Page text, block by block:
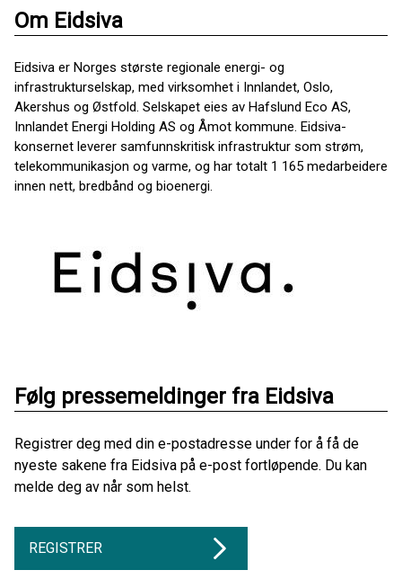
Om Eidsiva
Eidsiva er Norges største regionale energi- og
infrastrukturselskap, med virksomhet i Innlandet, Oslo,
Akershus og Østfold. Selskapet eies av Hafslund Eco AS,
Innlandet Energi Holding AS og Åmot kommune. Eidsiva-
konsernet leverer samfunnskritisk infrastruktur som strøm,
telekommunikasjon og varme, og har totalt 1 165 medarbeidere
innen nett, bredbånd og bioenergi.
Følg pressemeldinger fra Eidsiva
Registrer deg med din e-postadresse under for å få de
nyeste sakene fra Eidsiva på e-post fortløpende. Du kan
melde deg av når som helst.
REGISTRER